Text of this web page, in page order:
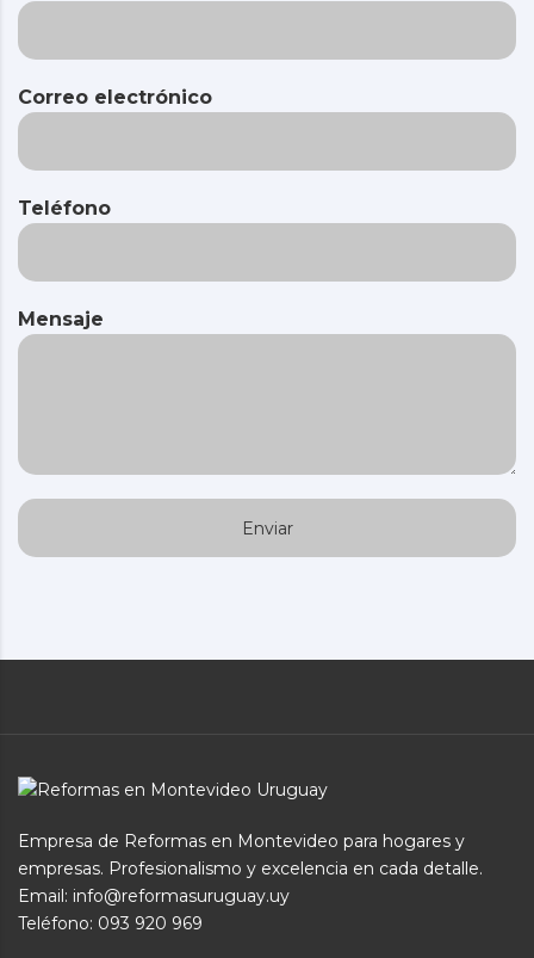
Correo electrónico
Teléfono
Mensaje
Empresa de Reformas en Montevideo para hogares y
empresas. Profesionalismo y excelencia en cada detalle.
Email: info@reformasuruguay.uy
Teléfono: 093 920 969